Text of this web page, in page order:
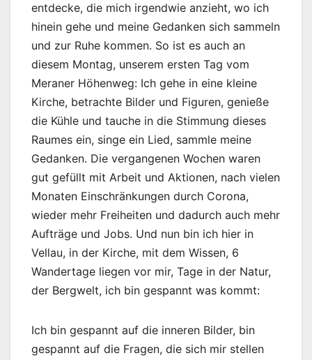
entdecke, die mich irgendwie anzieht, wo ich
hinein gehe und meine Gedanken sich sammeln
und zur Ruhe kommen. So ist es auch an
diesem Montag, unserem ersten Tag vom
Meraner Höhenweg: Ich gehe in eine kleine
Kirche, betrachte Bilder und Figuren, genieße
die Kühle und tauche in die Stimmung dieses
Raumes ein, singe ein Lied, sammle meine
Gedanken. Die vergangenen Wochen waren
gut gefüllt mit Arbeit und Aktionen, nach vielen
Monaten Einschränkungen durch Corona,
wieder mehr Freiheiten und dadurch auch mehr
Aufträge und Jobs. Und nun bin ich hier in
Vellau, in der Kirche, mit dem Wissen, 6
Wandertage liegen vor mir, Tage in der Natur,
der Bergwelt, ich bin gespannt was kommt:
Ich bin gespannt auf die inneren Bilder, bin
gespannt auf die Fragen, die sich mir stellen